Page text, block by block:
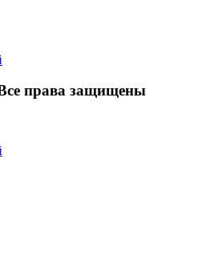
права защищены